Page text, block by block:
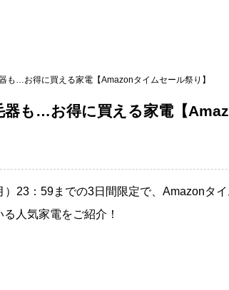
も…お得に買える家電【Amazonタイムセール祭り】
器も…お得に買える家電【
23：59までの3日間限定で、Amazonタイ
人気家電をご紹介！